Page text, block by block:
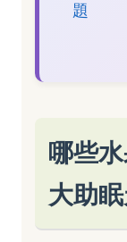
題
哪些
大助